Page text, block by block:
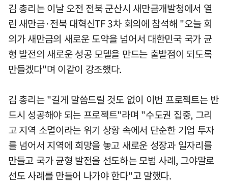
김 총리는 이날 오전 전북 군산시 새만금개발청에서 열
린 새만금·전북 대혁신TF 3차 회의에 참석해 "오늘 회
의가 새만금의 새로운 도약을 넘어서 대한민국 국가 균
형 발전의 새로운 성공 모델을 만드는 출발점이 되도록
만들겠다"며 이같이 강조했다.
김 총리는 "길게 말씀드릴 것도 없이 이번 프로젝트는 반
드시 성공해야 되는 프로젝트"라며 "수도권 집중, 그리
고 지역 소멸이라는 위기 상황 속에서 단순한 기업 투자
를 넘어서 지역에 희망을 놓고 새로운 성장과 일자리를
만들고 국가 균형 발전을 선도하는 모범 사례, 그야말로
선도 사례를 만들어 나가야 한다"고 말했다.